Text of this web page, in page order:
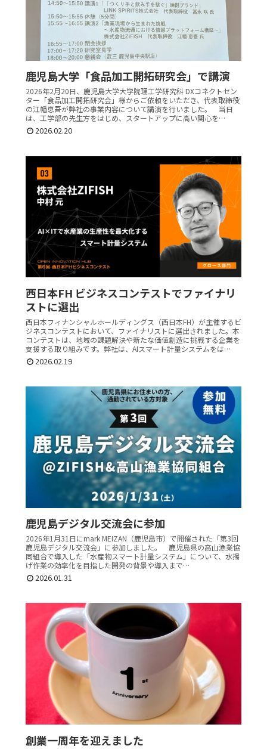
鹿児島大学「食品加工開拓研究会」で講演
2026年2月20日、鹿児島大学大学院理工学研究科 DXコネクトセン
ター「食品加工開拓研究会」様からご依頼をいただき、代表取締役
の江幡恵吾が弊社の事業内容について講演を行いました。 当日
は、工学部の先生方をはじめ、スタートアップに高い関心を…
2026.02.20
西日本FH ビジネスコンテストでファイナリ
ストに選出
西日本フィナンシャルホールディングス（西日本FH）が主催するビ
ジネスコンテストにおいて、ファイナリストに選出されました。本
コンテストは、地域の課題解決や新たな価値創造に挑戦する企業を
支援する取り組みです。弊社は、AIスマート計量システムをは…
2026.02.19
鹿児島デジタル交流会に参加
2026年1月31日にmark MEIZAN（鹿児島市）で開催された「第3回
鹿児島デジタル交流会」に参加しました。 鹿児島県の高山漁業協
同組合で導入した「水産物スマート計量システム」について、水揚
げ作業の効率化を目指した開発の背景や導入まで…
2026.01.31
創業一周年を迎えました